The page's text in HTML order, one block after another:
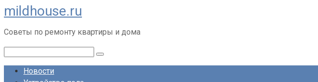
Перейти
к
контенту
mildhouse.ru
Советы по ремонту квартиры и дома
Новости